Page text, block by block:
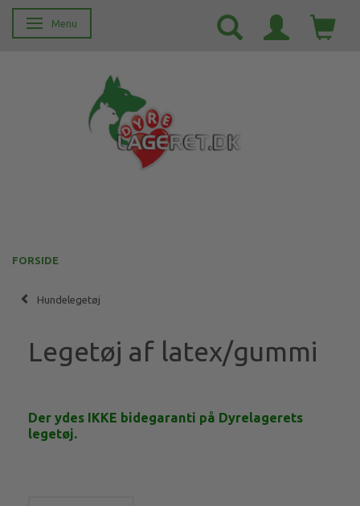
Skifte navigation
Menu
FORSIDE
Hundelegetøj
Legetøj af latex/gummi
Der ydes IKKE bidegaranti på Dyrelagerets
legetøj.